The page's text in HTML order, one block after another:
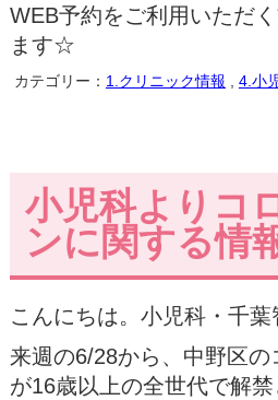
WEB予約をご利用いただ
ます☆
カテゴリー： 1.クリニック情報 4.小
小児科よりコ
ンに関する情
こんにちは。小児科・千葉
来週の6/28から、中野区
が16歳以上の全世代で解禁